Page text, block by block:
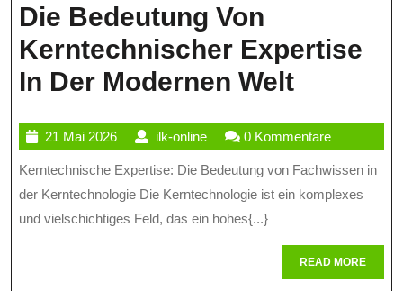
Die Bedeutung Von
Kerntechnischer Expertise
In Der Modernen WeltDie
Von
In
Der
21 Mai 202621
Mai
2026
ilk-onlineilk-
online
0 Kommentare
Kerntechnische Expertise: Die Bedeutung von Fachwissen in
der Kerntechnologie Die Kerntechnologie ist ein komplexes
und vielschichtiges Feld, das ein hohes{...}
READ MOREREAD
MORE